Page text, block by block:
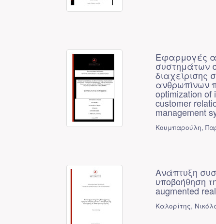
Εφαρμογές
συστημάτων
διαχείρισης
ανθρωπίνων
optimization of
customer
management
Κουμπαρούλη,
Ανάπτυξη
υποβοήθηση
augmented
Καλορίτης,